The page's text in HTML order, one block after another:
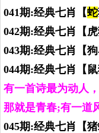
041期:经典七肖【蛇
042期:经典七肖【
043期:经典七肖【
044期:经典七肖【
有一首诗最为动人
那就是青春;有一道
045期:经典七肖【